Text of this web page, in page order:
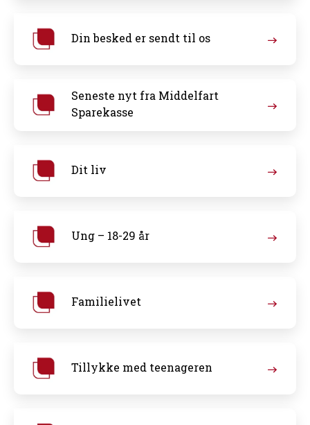
Din besked er sendt til os
Seneste nyt fra Middelfart
Sparekasse
Dit liv
Ung – 18-29 år
Familielivet
Tillykke med teenageren